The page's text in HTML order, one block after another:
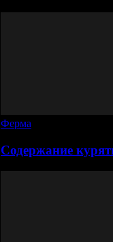
Ферма
Содержание